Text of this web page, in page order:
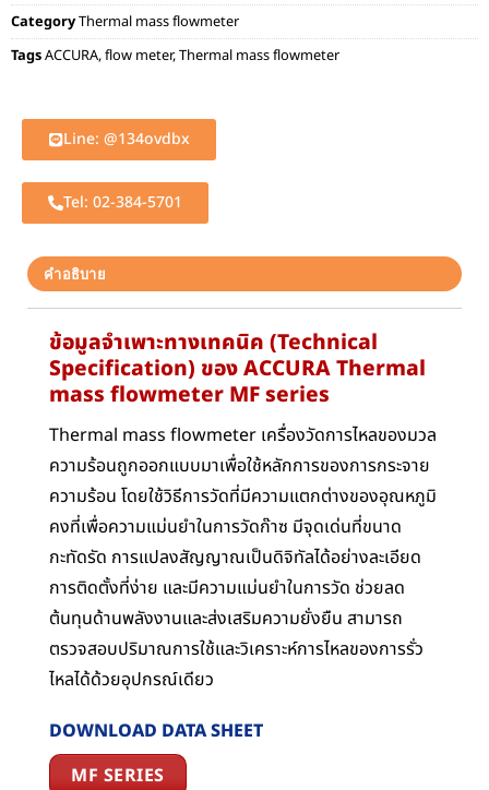
CategoryThermal mass flowmeter
TagsACCURA,flow meter,Thermal mass flowmeter
Line: @134ovdbx
Tel: 02-384-5701
คำอธิบาย
ข้อมูลจำเพาะทางเทคนิค (Technical
Specification) ของ ACCURA Thermal
mass flowmeter MF series
Thermal mass flowmeter เครื่องวัดการไหลของมวล
ความร้อนถูกออกแบบมาเพื่อใช้หลักการของการกระจาย
ความร้อน โดยใช้วิธีการวัดที่มีความแตกต่างของอุณหภูมิ
คงที่เพื่อความแม่นยำในการวัดก๊าซ มีจุดเด่นที่ขนาด
กะทัดรัด การแปลงสัญญาณเป็นดิจิทัลได้อย่างละเอียด
การติดตั้งที่ง่าย และมีความแม่นยำในการวัด ช่วยลด
ต้นทุนด้านพลังงานและส่งเสริมความยั่งยืน สามารถ
ตรวจสอบปริมาณการใช้และวิเคราะห์การไหลของการรั่ว
ไหลได้ด้วยอุปกรณ์เดียว
DOWNLOAD DATA SHEET
MF SERIES